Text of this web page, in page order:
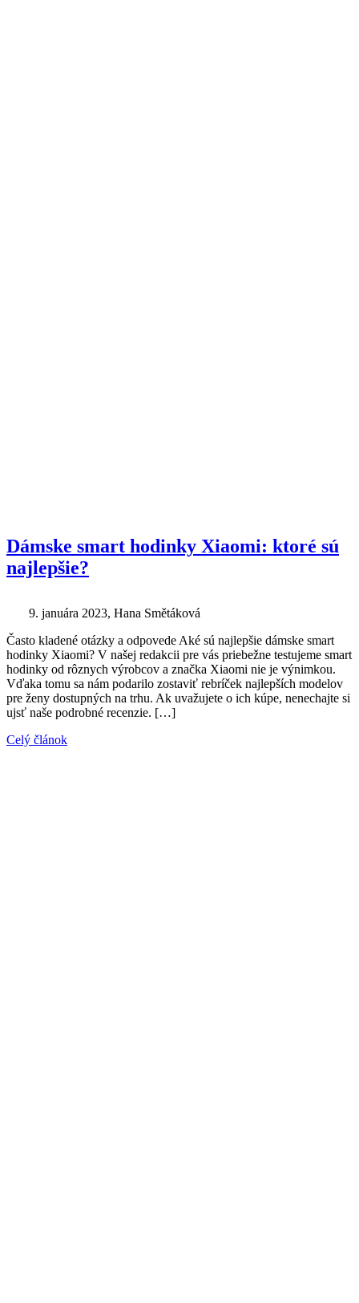
Dámske smart hodinky Xiaomi: ktoré sú
najlepšie?
9. januára 2023, Hana Smětáková
Často kladené otázky a odpovede Aké sú najlepšie dámske smart
hodinky Xiaomi? V našej redakcii pre vás priebežne testujeme smart
hodinky od rôznych výrobcov a značka Xiaomi nie je výnimkou.
Vďaka tomu sa nám podarilo zostaviť rebríček najlepších modelov
pre ženy dostupných na trhu. Ak uvažujete o ich kúpe, nenechajte si
ujsť naše podrobné recenzie. […]
Celý článok